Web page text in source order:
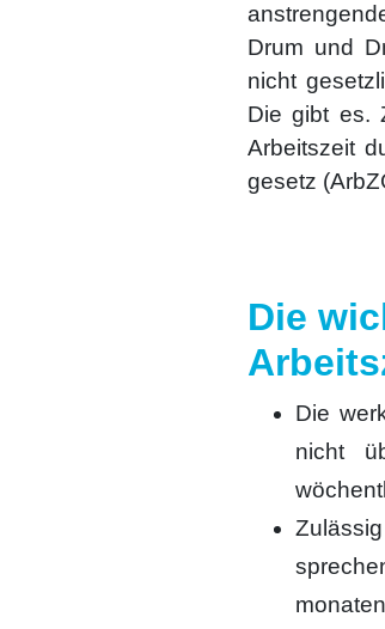
Drum und
nicht
Die gibt es.
Arbeits­zeit
ge­setz
Die
Die
nicht